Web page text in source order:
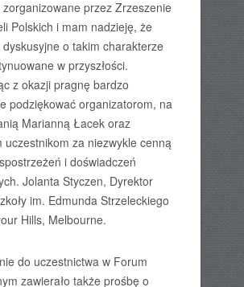
przez Zrzeszenie
Polskich i mam nadzieję, że
o takim charakterze
w przyszłości.
z okazji pragnę bardzo
podziękować organizatorom, na
Marianną Łacek oraz
uczestnikom za niezwykle cenną
i doświadczeń
Jolanta Styczen, Dyrektor
im. Edmunda Strzeleckiego
Hills, Melbourne.
do uczestnictwa w Forum
zawierało także prośbę o